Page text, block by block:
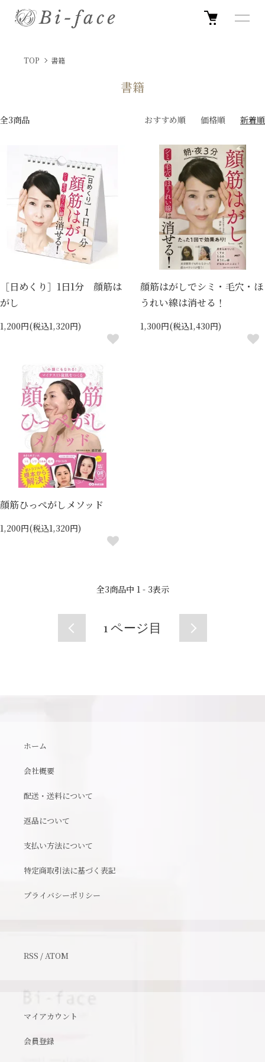
TOP 書籍
書籍
全3商品 おすすめ順 価格順 新着順
［日めくり］1日1分 顔筋は
がし
1,200円(税込1,320円)
顔筋はがしでシミ・毛穴・ほ
うれい線は消せる！
1,300円(税込1,430円)
顔筋ひっぺがしメソッド
1,200円(税込1,320円)
全3商品中 1 - 3表示
1 ページ目
ホーム
会社概要
配送・送料について
返品について
支払い方法について
特定商取引法に基づく表記
プライバシーポリシー
RSS /ATOM
マイアカウント
会員登録